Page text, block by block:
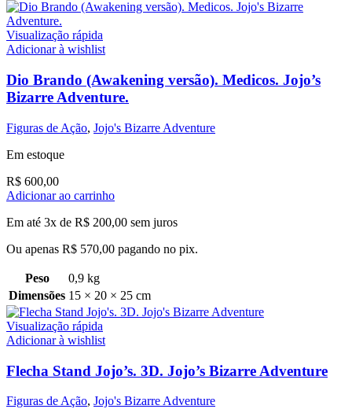
Visualização rápida
Adicionar à wishlist
Dio Brando (Awakening versão). Medicos. Jojo’s
Bizarre Adventure.
Figuras de Ação, Jojo's Bizarre Adventure
Em estoque
R$ 600,00
Adicionar ao carrinho
Em até 3x de R$ 200,00 sem juros
Ou apenas R$ 570,00 pagando no pix.
Peso
0,9 kg
Dimensões 15 × 20 × 25 cm
Visualização rápida
Adicionar à wishlist
Flecha Stand Jojo’s. 3D. Jojo’s Bizarre Adventure
Figuras de Ação, Jojo's Bizarre Adventure